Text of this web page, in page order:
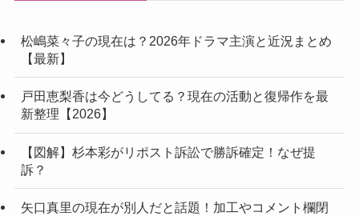
松嶋菜々子の現在は？2026年ドラマ主演と近況まとめ
【最新】
戸田恵梨香は今どうしてる？現在の活動と復帰作を最
新整理【2026】
【図解】杉本彩がリポスト訴訟で勝訴確定！なぜ提
訴？
矢口真里の現在が別人だと話題！加工やコメント欄閉